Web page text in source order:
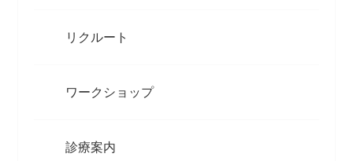
リクルート
ワークショップ
診療案内